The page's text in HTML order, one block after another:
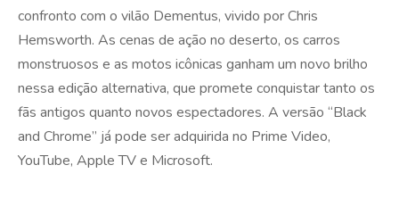
confronto com o vilão Dementus, vivido por Chris
Hemsworth. As cenas de ação no deserto, os carros
monstruosos e as motos icônicas ganham um novo brilho
nessa edição alternativa, que promete conquistar tanto os
fãs antigos quanto novos espectadores. A versão “Black
and Chrome” já pode ser adquirida no Prime Video,
YouTube, Apple TV e Microsoft.